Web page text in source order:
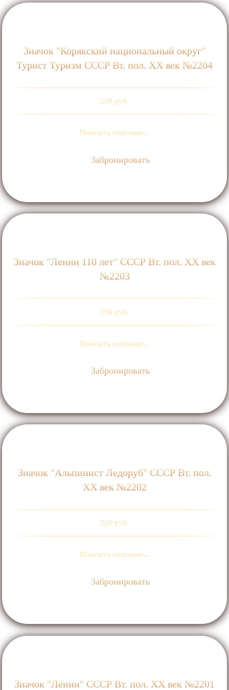
Значок "Корякский национальный округ"
Турист Туризм СССР Вт. пол. ХХ век №2204
250 руб.
Показать описание...
Забронировать
Значок "Ленин 110 лет" СССР Вт. пол. ХХ век
№2203
250 руб.
Показать описание...
Забронировать
Значок "Альпинист Ледоруб" СССР Вт. пол.
ХХ век №2202
250 руб.
Показать описание...
Забронировать
Значок "Ленин" СССР Вт. пол. ХХ век №2201